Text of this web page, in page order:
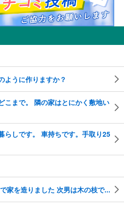
ように作りますか？
こまで。 隣の家はとにかく敷地い
らしです。 車持ちです。手取り25
家を造りました 次男は木の枝で...